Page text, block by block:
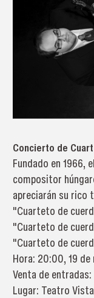
Concierto de
Fundado en 1966,
compositor
apreciarán su rico
"Cuarteto de
"Cuarteto de
"Cuarteto de
Hora: 20:00, 19 de
Venta de
Lugar: Teatro